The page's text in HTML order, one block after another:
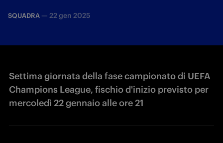
SQUADRA — 22 gen 2025
Settima giornata della fase campionato di UEFA
Champions League, fischio d'inizio previsto per
mercoledì 22 gennaio alle ore 21